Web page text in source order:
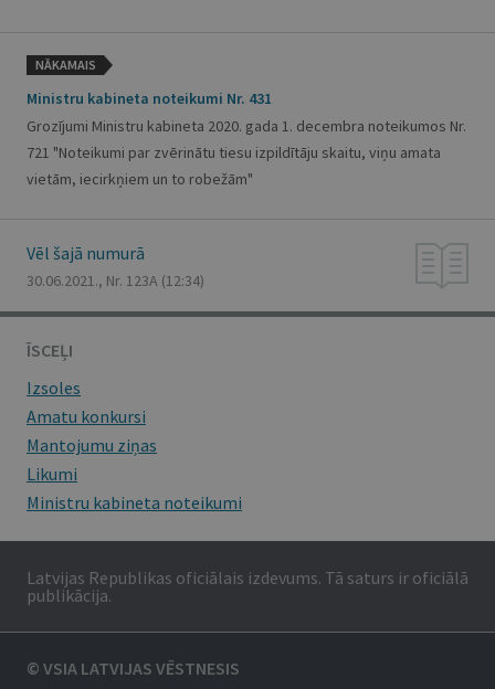
NĀKAMAIS
Ministru kabineta noteikumi Nr. 431
Grozījumi Ministru kabineta 2020. gada 1. decembra noteikumos Nr.
721 "Noteikumi par zvērinātu tiesu izpildītāju skaitu, viņu amata
vietām, iecirkņiem un to robežām"
Vēl šajā numurā
30.06.2021., Nr. 123A (12:34)
ĪSCEĻI
Izsoles
Amatu konkursi
Mantojumu ziņas
Likumi
Ministru kabineta noteikumi
Latvijas Republikas oficiālais izdevums. Tā saturs ir oficiālā
publikācija.
© VSIA LATVIJAS VĒSTNESIS